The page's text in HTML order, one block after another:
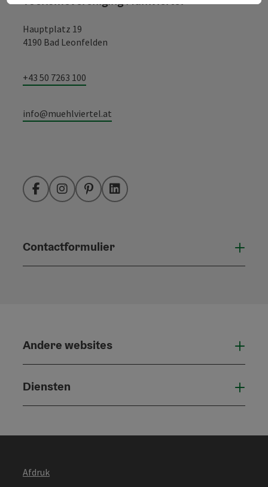
Hauptplatz 19
4190 Bad Leonfelden
+43 50 7263 100
info@muehlviertel.at
FacebookInstagramPinterestLinkedIn
Contactformulier
Andere websites
Diensten
Afdruk